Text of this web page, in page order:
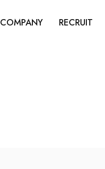
COMPANY RECRUIT